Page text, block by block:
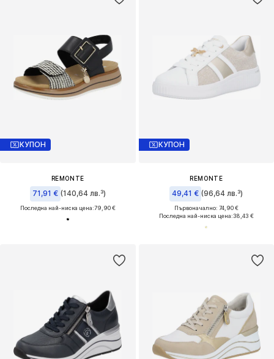
КУПОН
REMONTE
71,91 € (140,64 лв.³)
Последна най-ниска цена:79,90 €
КУПОН
REMONTE
49,41 € (96,64 лв.³)
Първоначално: 74,90 €
Последна най-ниска цена:38,43 €